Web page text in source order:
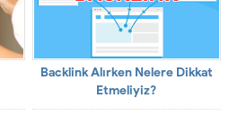
Backlink Alırken Nelere Dikkat
Etmeliyiz?